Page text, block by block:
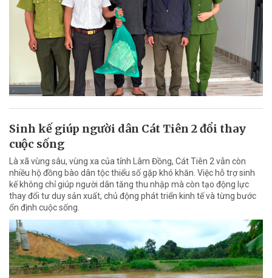
Sinh kế giúp người dân Cát Tiên 2 đổi thay
cuộc sống
Là xã vùng sâu, vùng xa của tỉnh Lâm Đồng, Cát Tiên 2 vẫn còn
nhiều hộ đồng bào dân tộc thiểu số gặp khó khăn. Việc hỗ trợ sinh
kế không chỉ giúp người dân tăng thu nhập mà còn tạo động lực
thay đổi tư duy sản xuất, chủ động phát triển kinh tế và từng bước
ổn định cuộc sống.